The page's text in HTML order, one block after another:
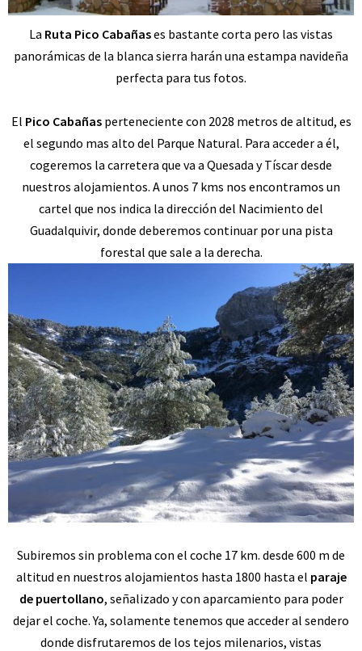
La Ruta Pico Cabañases bastante corta pero las vistas
panorámicas de la blanca sierra harán una estampa navideña
perfecta para tus fotos.
El Pico Cabañasperteneciente con 2028 metros de altitud, es
el segundo mas alto del Parque Natural. Para acceder a él,
cogeremos la carretera que va a Quesada y Tíscar desde
nuestros alojamientos. A unos 7 kms nos encontramos un
cartel que nos indica la dirección del Nacimiento del
Guadalquivir, donde deberemos continuar por una pista
forestal que sale a la derecha.
Subiremos sin problema con el coche 17 km. desde 600 m de
altitud en nuestros alojamientos hasta 1800 hasta el paraje
de puertollano, señalizado y con aparcamiento para poder
dejar el coche. Ya, solamente tenemos que acceder al sendero
donde disfrutaremos de los tejos milenarios, vistas